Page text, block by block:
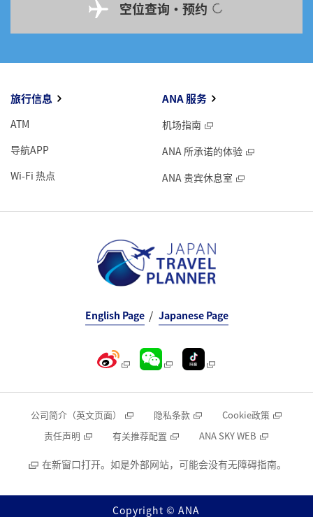
空位查询・预约
旅行信息
ATM
导航APP
Wi-Fi 热点
ANA 服务
机场指南
ANA 所承诺的体验
ANA 贵宾休息室
English Page Japanese Page
公司简介（英文页面） 隐私条款
Cookie政策
责任声明
有关推荐配置 ANA SKY WEB
在新窗口打开。如是外部网站，可能会没有无障碍指南。
Copyright © ANA